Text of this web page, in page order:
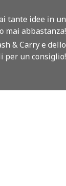
tante idee in un
mai abbastanza!
& Carry e dello
per un consiglio!